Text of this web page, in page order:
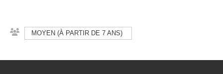
MOYEN (À PARTIR DE 7 ANS)